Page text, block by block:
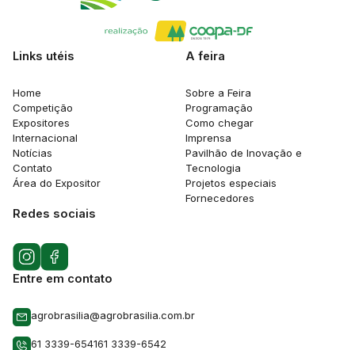
Links utéis
Home
Competição
Expositores
Internacional
Notícias
Contato
Área do Expositor
A feira
Sobre a Feira
Programação
Como chegar
Imprensa
Pavilhão de Inovação e
Tecnologia
Projetos especiais
Fornecedores
Redes sociais
Entre em contato
agrobrasilia@agrobrasilia.com.br
61 3339-654161 3339-6542